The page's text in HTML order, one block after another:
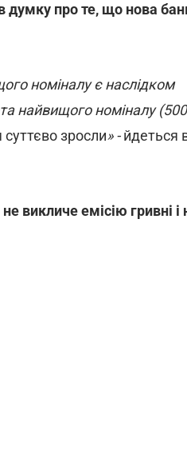
думку про те, що нова
номіналу є наслідком
найвищого номіналу
суттєво зросли» -йдеться
викличе емісію гривні і